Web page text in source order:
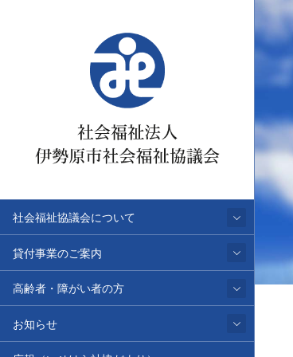
社会福祉協議会について
貸付事業のご案内
高齢者・障がい者の方
お知らせ